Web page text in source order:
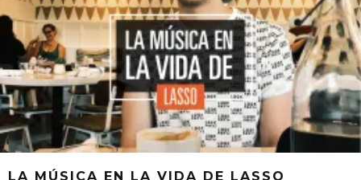
LA MÚSICA EN LA VIDA DE LASSO